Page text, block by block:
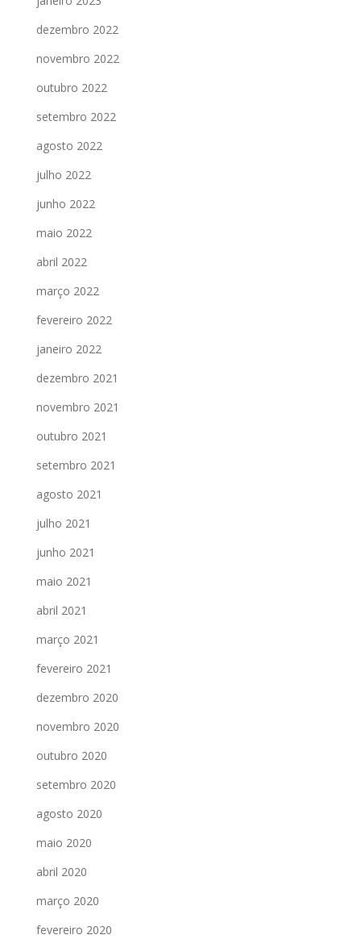
dezembro 2022
novembro 2022
outubro 2022
setembro 2022
agosto 2022
julho 2022
junho 2022
maio 2022
abril 2022
março 2022
fevereiro 2022
janeiro 2022
dezembro 2021
novembro 2021
outubro 2021
setembro 2021
agosto 2021
julho 2021
junho 2021
maio 2021
abril 2021
março 2021
fevereiro 2021
dezembro 2020
novembro 2020
outubro 2020
setembro 2020
agosto 2020
maio 2020
abril 2020
março 2020
fevereiro 2020